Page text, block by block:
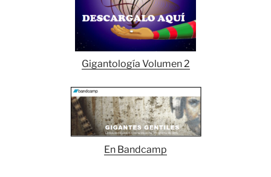
Gigantología Volumen 2
En Bandcamp